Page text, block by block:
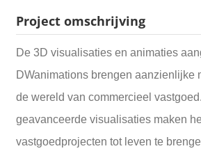
Project omschrijving
De 3D visualisaties en animaties
DWanimations brengen aanzienlijke
de wereld van commercieel
geavanceerde visualisaties maken
vastgoedprojecten tot leven te